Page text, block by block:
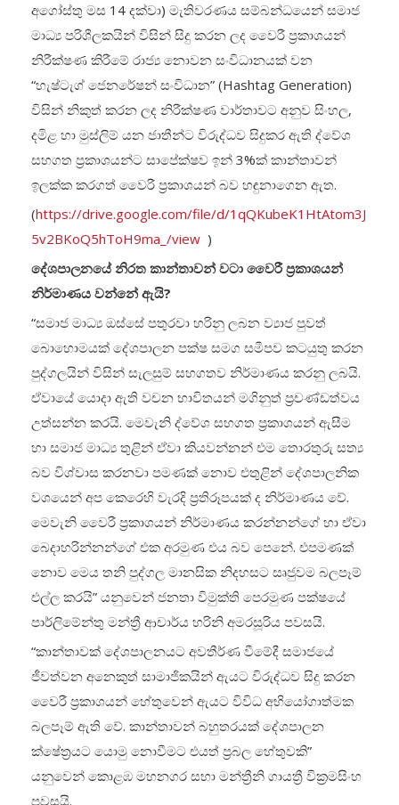
අගෝස්තු මස 14 දක්වා) මැතිවරණය සම්බන්ධයෙන් සමාජ
මාධ්‍ය පරිශීලකයින් විසින් සිදු කරන ලද වෛරී ප්‍රකාශයන්
නිරීක්ෂණ කිරීමේ රාජ්‍ය නොවන සංවිධානයක් වන
“හැෂ්ටැග් ජෙනරේෂන් සංවිධාන” (Hashtag Generation)
විසින් නිකුත් කරන ලද නිරීක්ෂණ වාර්තාවට අනුව සිංහල,
දමිළ හා මුස්ලිම් යන ජාතීන්ට විරුද්ධව සිදුකර ඇති ද්වේශ
සහගත ප්‍රකාශයන්ට සාපේක්ෂව ඉන් 3%ක් කාන්තාවන්
ඉලක්ක කරගත් වෛරී ප්‍රකාශයන් බව හඳුනාගෙන ඇත.
(https://drive.google.com/file/d/1qQKubeK1HtAtom3J
5v2BKoQ5hToH9ma_/view )
දේශපාලනයේ නිරත කාන්තාවන් වටා වෛරී ප්‍රකාශයන්
නිර්මාණය වන්නේ ඇයි?
“සමාජ මාධ්‍ය ඔස්සේ පතුරවා හරිනු ලබන ව්‍යාජ පුවත්
බොහොමයක් දේශපාලන පක්ෂ සමග සමීපව කටයුතු කරන
පුද්ගලයින් විසින් සැලසුම් සහගතව නිර්මාණය කරනු ලබයි.
ඒවායේ යොදා ඇති වචන භාවිතයන් මගිනුත් ප්‍රචණ්ඩත්වය
උත්සන්න කරයි. මෙවැනි ද්වේශ සහගත ප්‍රකාශයන් ඇසීම
හා සමාජ මාධ්‍ය තුළින් ඒවා කියවන්නන් එම තොරතුරු සත්‍ය
බව විශ්වාස කරනවා පමණක් නොව එතුළින් දේශපාලනික
වශයෙන් අප කෙරෙහි වැරදි ප්‍රතිරූපයක් ද නිර්මාණය වේ.
මෙවැනි වෛරී ප්‍රකාශයන් නිර්මාණය කරන්නන්ගේ හා ඒවා
බෙදාහරින්නන්ගේ එක අරමුණ එය බව පෙනේ. එපමණක්
නොව මෙය තනි පුද්ගල මානසික නිදහසට සෘජුවම බලපෑම්
එල්ල කරයි” යනුවෙන් ජනතා විමුක්ති පෙරමුණ පක්ෂයේ
පාර්ලිමේන්තු මන්ත්‍රී ආචාර්ය හරිනි අමරසූරිය පවසයි.
“කාන්තාවක් දේශපාලනයට අවතීර්ණ වීමේදී සමාජයේ
ජීවත්වන අනෙකුත් සාමාජිකයින් ඇයට විරුද්ධව සිදු කරන
වෛරී ප්‍රකාශයන් හේතුවෙන් ඇයට විවිධ අභියෝගාත්මක
බලපෑම් ඇති වේ. කාන්තාවන් බහුතරයක් දේශපාලන
ක්ෂේත්‍රයට යොමු නොවීමට එයත් ප්‍රබල හේතුවකි”
යනුවෙන් කොළඹ මහනගර සභා මන්ත්‍රීනි ගායත්‍රී වික්‍රමසිංහ
පවසයි.